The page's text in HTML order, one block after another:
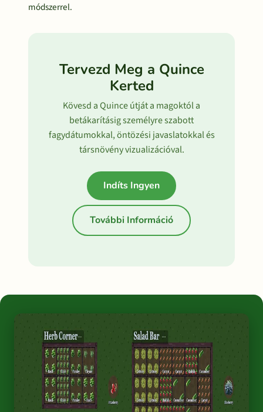
módszerrel.
Tervezd Meg a Quince
Kerted
Kövesd a Quince útját a magoktól a
betákarításig személyre szabott
fagydátumokkal, öntözési javaslatokkal és
társnövény vizualizációval.
Indíts Ingyen
További Információ